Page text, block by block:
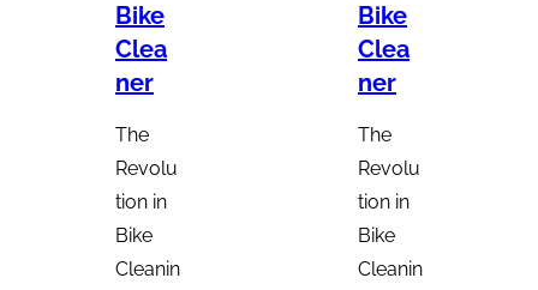
Bike
Clea
ner
The
Revolu
tion in
Bike
Cleanin
Bike
Clea
ner
The
Revolu
tion in
Bike
Cleanin